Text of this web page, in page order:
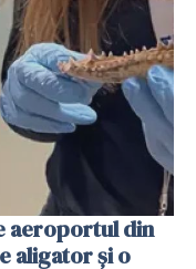
aeroportul din
aligator și o